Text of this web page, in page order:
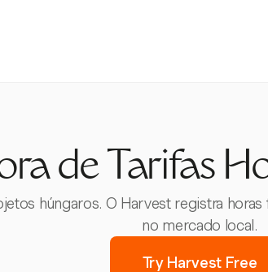
de Tarifas
húngaros. O Harvest registra
no mercado local.
Try Harvest Free